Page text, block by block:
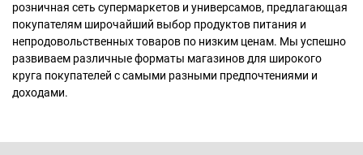
розничная сеть супермаркетов и универсамов, предлагающая
покупателям широчайший выбор продуктов питания и
непродовольственных товаров по низким ценам. Мы успешно
развиваем различные форматы магазинов для широкого
круга покупателей с самыми разными предпочтениями и
доходами.